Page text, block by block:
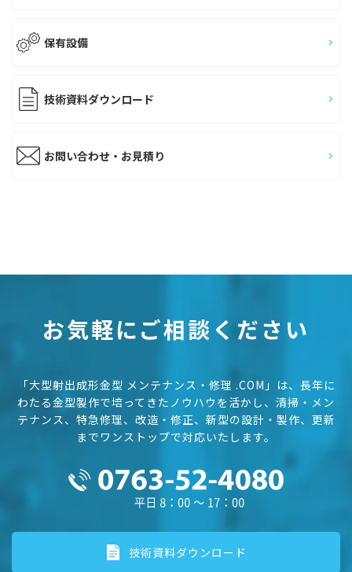
保有設備
技術資料ダウンロード
お問い合わせ・お見積り
お気軽にご相談ください
「大型射出成形金型 メンテナンス・修理 .COM」は、長年に
わたる金型製作で培ってきたノウハウを活かし、 清掃・メン
テナンス、特急修理、改造・修正、新型の設計・製作、更新
までワンストップで対応いたします。
技術資料ダウンロード